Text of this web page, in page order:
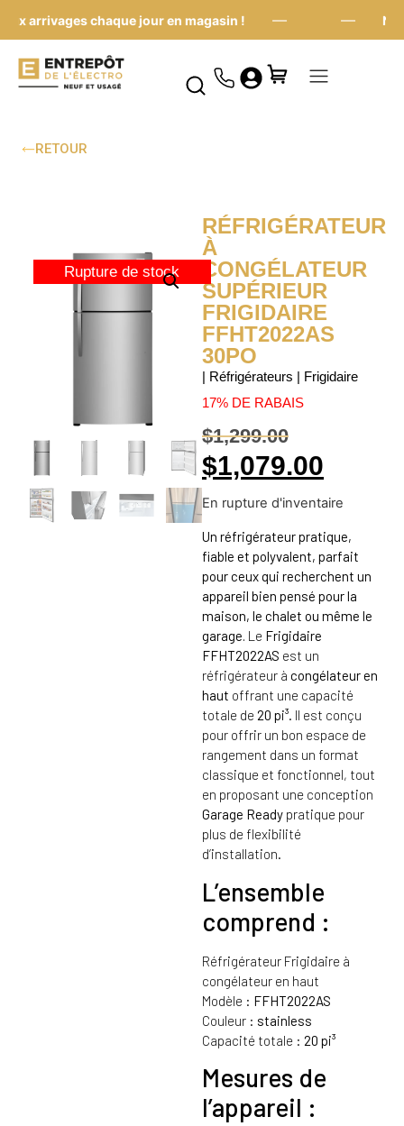
arrivages chaque jour en magasin ! — —
RETOUR
Rupture de stock
RÉFRIGÉRATEUR
À
CONGÉLATEUR
SUPÉRIEUR
FRIGIDAIRE
FFHT2022AS
30PO
| Réfrigérateurs | Frigidaire
17% DE RABAIS
$1,299.00
$1,079.00
En rupture d'inventaire
Un réfrigérateur pratique,
fiable et polyvalent, parfait
pour ceux qui recherchent un
appareil bien pensé pour la
maison, le chalet ou même le
garage. Le Frigidaire
FFHT2022AS est un
réfrigérateur à congélateur en
haut offrant une capacité
totale de 20 pi³. Il est conçu
pour offrir un bon espace de
rangement dans un format
classique et fonctionnel, tout
en proposant une conception
Garage Ready pratique pour
plus de flexibilité
d’installation.
L’ensemble
comprend :
Réfrigérateur Frigidaire à
congélateur en haut
Modèle : FFHT2022AS
Couleur : stainless
Capacité totale : 20 pi³
Mesures de
l’appareil :